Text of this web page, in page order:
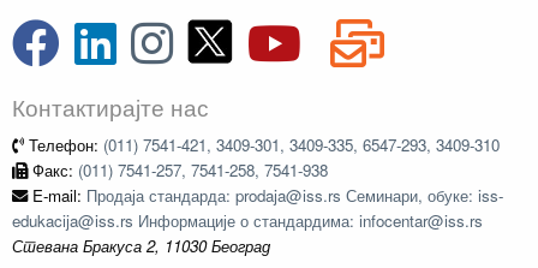
Контактирајте нас
Телефон: (011) 7541-421, 3409-301, 3409-335, 6547-293, 3409-310
Факс: (011) 7541-257, 7541-258, 7541-938
E-mail: Продаја стандарда: prodaja@iss.rs Семинари, обуке: iss-
edukacija@iss.rs Информације о стандардима: infocentar@iss.rs
Стевана Бракуса 2, 11030 Београд